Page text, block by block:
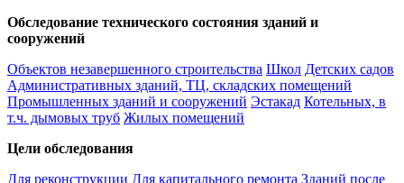
Обследование технического состояния зданий и
сооружений
Объектов незавершенного строительства Школ Детских садов
Административных зданий, ТЦ, складских помещений
Промышленных зданий и сооружений Эстакад Котельных, в
т.ч. дымовых труб Жилых помещений
Цели обследования
Для реконструкции Для капитального ремонта Зданий после